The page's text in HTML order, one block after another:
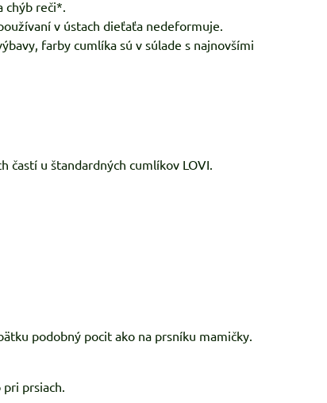
chýb reči*.
v ústach dieťaťa nedeformuje.
farby cumlíka sú v súlade s najnovšími
častí u štandardných cumlíkov LOVI.
podobný pocit ako na prsníku mamičky.
prsiach.